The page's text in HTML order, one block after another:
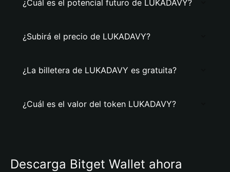
¿Cuál es el potencial futuro de LUKADAVY?
¿Subirá el precio de LUKADAVY?
¿La billetera de LUKADAVY es gratuita?
¿Cuál es el valor del token LUKADAVY?
Descarga Bitget Wallet ahora